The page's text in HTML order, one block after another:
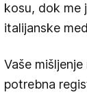
kosu, dok me
italijanske
Vaše
potrebna